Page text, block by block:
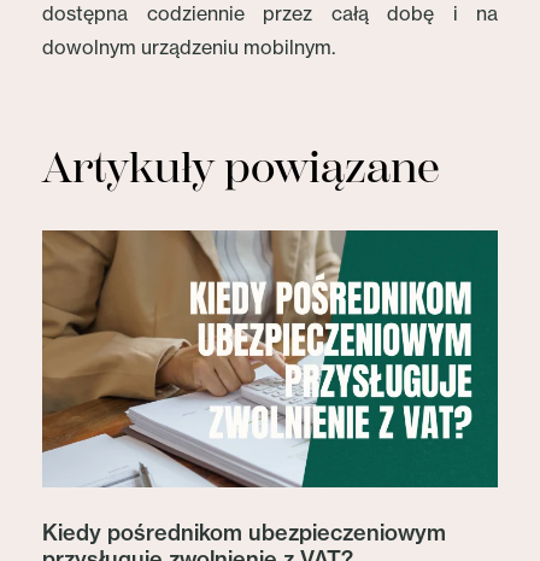
dostępna codziennie przez całą dobę i na
dowolnym urządzeniu mobilnym.
Artykuły powiązane
Kiedy pośrednikom ubezpieczeniowym